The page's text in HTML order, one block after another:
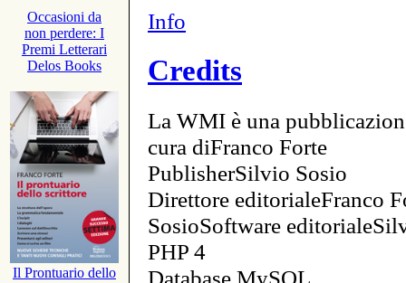
Occasioni da
non perdere: I
Premi Letterari
Delos Books
Il Prontuario dello
Info
Credits
La WMI è una
cura diFranco Forte
PublisherSilvio Sosio
Direttore editorialeFranco
SosioSoftware
PHP 4
Database MySQL